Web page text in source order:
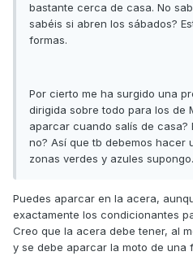
bastante cerca de casa. No
sabéis si abren los sábados?
formas.
Por cierto me ha surgido una
dirigida sobre todo para los de
aparcar cuando salís de casa?
no? Así que tb debemos hacer
zonas verdes y azules
Puedes aparcar en la acera,
exactamente los condicionantes
Creo que la acera debe tener, al
y se debe aparcar la moto de